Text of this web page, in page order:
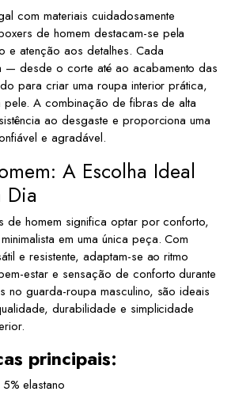
com materiais cuidadosamente
de homem destacam-se pela
e atenção aos detalhes. Cada
— desde o corte até ao acabamento das
para criar uma roupa interior prática,
pele. A combinação de fibras de alta
ao desgaste e proporciona uma
e agradável.
A Escolha Ideal
Dia
de homem significa optar por conforto,
em uma única peça. Com
e resistente, adaptam-se ao ritmo
estar e sensação de conforto durante
no guarda-roupa masculino, são ideais
durabilidade e simplicidade
principais:
elastano